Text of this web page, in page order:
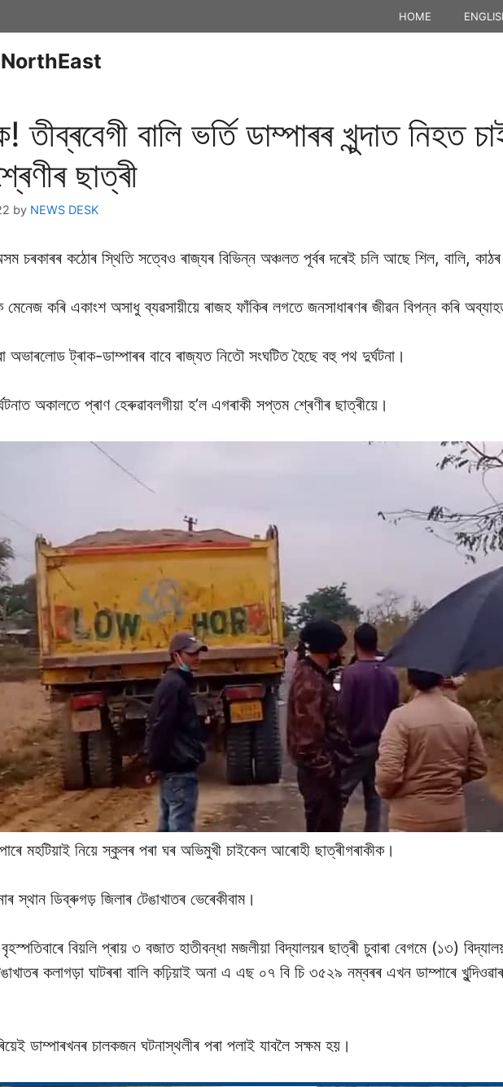
HOME
তীব্ৰবেগী বালি ভৰ্তি ডাম্পাৰৰ খুন্দাত নিহত
ছাত্ৰী
by NEWS DESK
চৰকাৰৰ কঠােৰ স্থিতি সত্বেও ৰাজ্যৰ বিভিন্ন অঞ্চলত পূৰ্বৰ দৰেই চলি আছে শিল, বালি, কাঠৰ
মেনেজ কৰি একাংশ অসাধু ব্যৱসায়ীয়ে ৰাজহ ফাঁকিৰ লগতে জনসাধাৰণৰ জীৱন বিপন্ন কৰি
অভাৰলােড ট্ৰাক-ডাম্পাৰৰ বাবে ৰাজ্যত নিতৌ সংঘটিত হৈছে বহু পথ দুৰ্ঘটনা।
অকালতে প্ৰাণ হেৰুৱাবলগীয়া হ’ল এগৰাকী সপ্তম শ্ৰেণীৰ ছাত্ৰীয়ে।
মহটিয়াই নিয়ে স্কুলৰ পৰা ঘৰ অভিমুখী চাইকেল আৰােহী ছাত্ৰীগৰাকীক।
স্থান ডিব্ৰুগড় জিলাৰ টেঙাখাতৰ ভেৰেকীবাম।
বিয়লি প্ৰায় ৩ বজাত হাতীবন্ধা মজলীয়া বিদ্যালয়ৰ ছাত্ৰী চুবাৰা বেগমে (১৩)
কলাগড়া ঘাটৰৰা বালি কঢ়িয়াই অনা এ এছ ০৭ বি চি ৩৫২৯ নম্বৰৰ এখন ডাম্পাৰে
ডাম্পাৰখনৰ চালকজন ঘটনাস্থলীৰ পৰা পলাই যাবলৈ সক্ষম হয়।